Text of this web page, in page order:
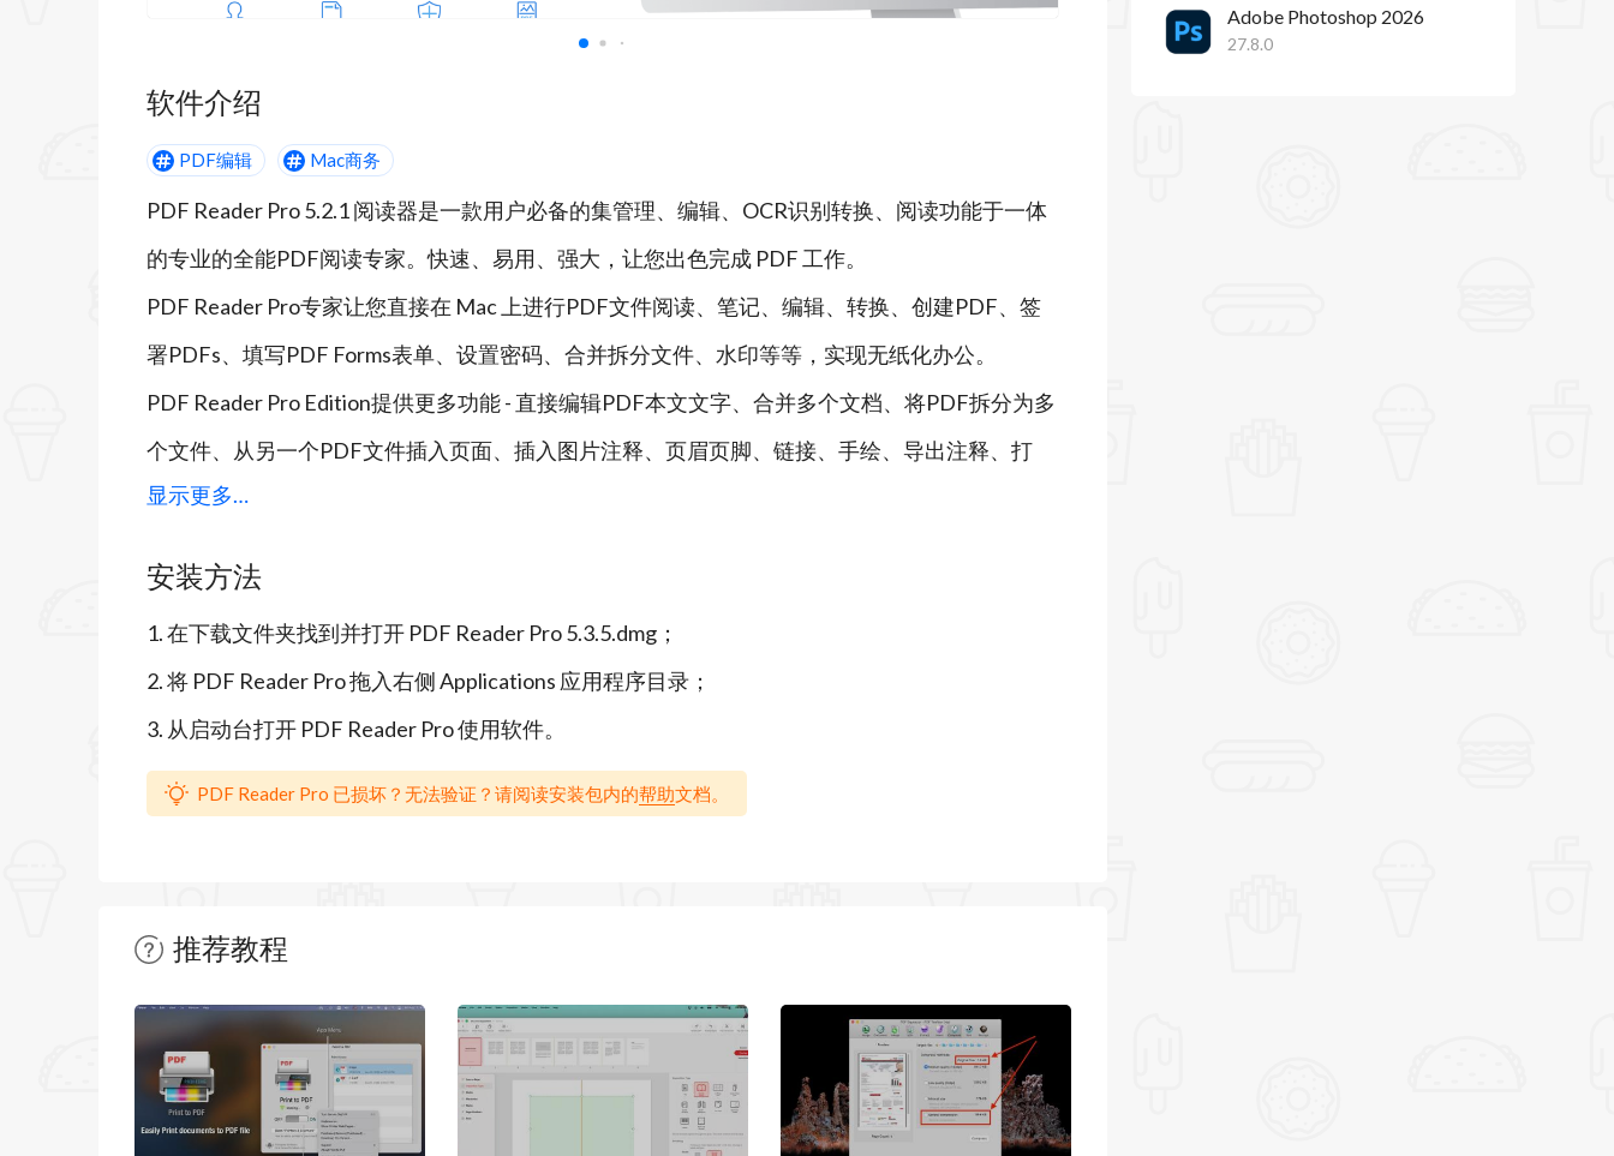
软件介绍
PDF编辑 Mac商务
PDF Reader Pro 5.2.1 阅读器是一款用户必备的集管理、编辑、OCR识别转换、阅读功能于一体
的专业的全能PDF阅读专家。快速、易用、强大，让您出色完成 PDF 工作。
PDF Reader Pro专家让您直接在 Mac 上进行PDF文件阅读、笔记、编辑、转换、创建PDF、签
署PDFs、填写PDF Forms表单、设置密码、合并拆分文件、水印等等，实现无纸化办公。
PDF Reader Pro Edition提供更多功能 - 直接编辑PDF本文文字、合并多个文档、将PDF拆分为多
个文件、从另一个PDF文件插入页面、插入图片注释、页眉页脚、链接、手绘、导出注释、打
印、本地离线PDF转Word / Excel / PPT等任何其他Microsoft Office®格式，日夜间模式切换
PDF Reader Pro是一款All In One一站式PDF编辑器，深受全球数千万用户的信赖与喜爱。
PDF Reader Pro 的主要功能：
轻松阅读 PDF
・阅读模式 - 支持多页签查看、全屏阅读、水平或垂直方向阅读，自动滚动模式
・演示 - 以PPT中的幻灯片模式来呈现PDF文档
・在PDF指定页面和区域插入Bookmark书签
・使用专业PDF注释工具标记文档的重要信息: 高亮、下划线、删除线、手绘、文本框、便签、
形状（矩形、圆形，箭头，直线）等。可连续添加批注工具
・签名 - 在任意位置利用触控板，键盘或图片创建手写签名或图片签名
显示更多…
安装方法
1. 在下载文件夹找到并打开 PDF Reader Pro 5.3.5.dmg；
2. 将 PDF Reader Pro 拖入右侧 Applications 应用程序目录；
3. 从启动台打开 PDF Reader Pro 使用软件。
PDF Reader Pro 已损坏？无法验证？请阅读安装包内的帮助文档。
推荐教程
暂无文章
Adobe Photoshop 2026
27.8.0